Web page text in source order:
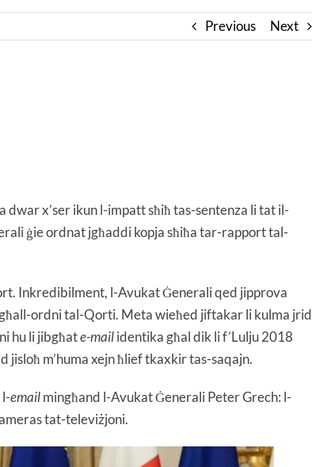
Previous Next
x’ser ikun l-impatt sħiħ tas-sentenza li tat il-
ġie ordnat jgħaddi kopja sħiħa tar-rapport tal-
Inkredibilment, l-Avukat Ġenerali qed jipprova
ordni tal-Qorti. Meta wieħed jiftakar li kulma jrid
hu li jibgħate-mailidentika għal dik li f’Lulju 2018
m’huma xejn ħlief tkaxkir tas-saqajn.
emailmingħand l-Avukat Ġenerali Peter Grech: l-
tat-televiżjoni.